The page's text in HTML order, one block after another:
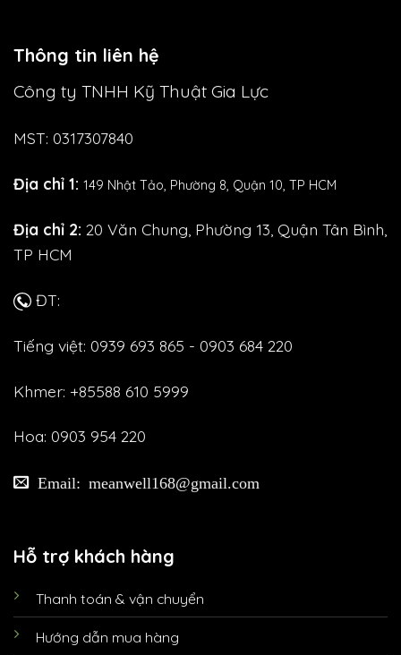
Thông tin liên hệ
Công ty TNHH Kỹ Thuật Gia Lực
MST: 0317307840
Địa chỉ 1: 149 Nhật Tảo, Phường 8, Quận 10, TP HCM
Địa chỉ 2: 20 Văn Chung, Phường 13, Quận Tân Bình,
TP HCM
ĐT:
Tiếng việt: 0939 693 865 - 0903 684 220
Khmer: +85588 610 5999
Hoa: 0903 954 220
Email: meanwell168@gmail.com
Hỗ trợ khách hàng
Thanh toán & vận chuyển
Hướng dẫn mua hàng